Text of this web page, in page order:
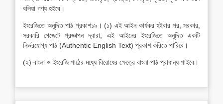
বলিয়া গণ্য হইবে।
ইংরেজিতে অনূদিত পাঠ প্রকাশ১৯। (১) এই আইন কার্যকর হইবার পর, সরকার,
সরকারি গেজেটে প্রজ্ঞাপন দ্বারা, এই আইনের ইংরেজিতে অনূদিত একটি
নির্ভরযোগ্য পাঠ (Authentic English Text) প্রকাশ করিতে পারিবে।
(২) বাংলা ও ইংরেজি পাঠের মধ্যে বিরোধের ক্ষেত্রে বাংলা পাঠ প্রাধান্য পাইবে।